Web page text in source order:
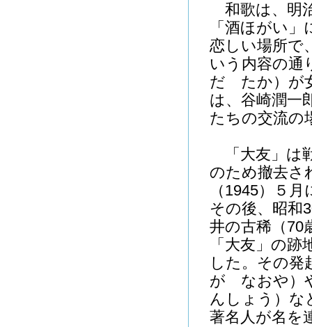
和歌は、明
「酒ほがい
恋しい場所で
いう内容の通
だ たか）が
は、谷崎潤
たちの交流の
「大友」は
のため撤去さ
（1945）５
その後、昭和
井の古稀（70
「大友」の
した。その発
が なおや）
んしょう）な
著名人が名を